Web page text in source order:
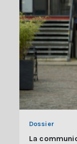
Dossier
La